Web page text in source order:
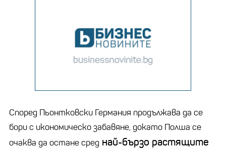
Според Пьонтковски Германия продължава да се
бори с икономическо забавяне, докато Полша се
очаква да остане сред най-бързо растящите